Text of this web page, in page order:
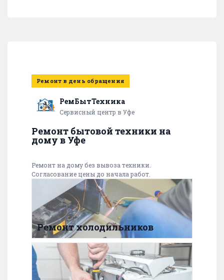
Ремонт в день обращения
РемБытТехника
Сервисный центр в Уфе
Ремонт бытовой техники на
дому в Уфе
Ремонт на дому без вывоза техники.
Согласование цены до начала работ.
Ремонт холодильников